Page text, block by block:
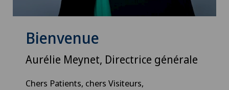
Bienvenue
Aurélie Meynet, Directrice générale
Chers Patients, chers Visiteurs,